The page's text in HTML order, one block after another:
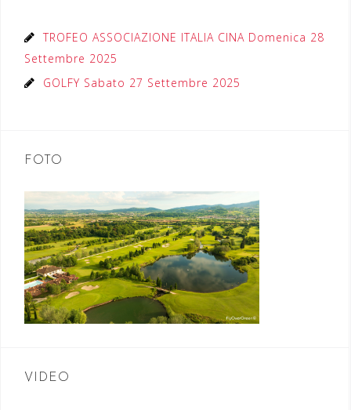
TROFEO ASSOCIAZIONE ITALIA CINA Domenica 28
Settembre 2025
GOLFY Sabato 27 Settembre 2025
FOTO
VIDEO